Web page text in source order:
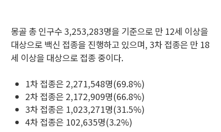
몽골 총 인구수 3,253,283명을 기준으로 만 12세 이상을
대상으로 백신 접종을 진행하고 있으며, 3차 접종은 만 18
세 이상을 대상으로 접종 중이다.
1차 접종은 2,271,548명(69.8%)
2차 접종은 2,172,909명(66.8%)
3차 접종은 1,023,271명(31.5%)
4차 접종은 102,635명(3.2%)